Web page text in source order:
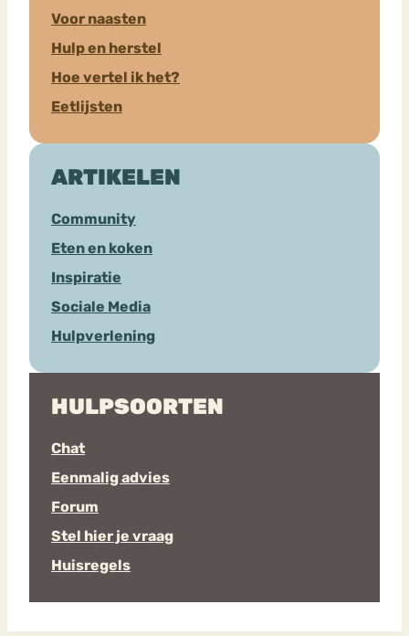
Voor naasten
Hulp en herstel
Hoe vertel ik het?
Eetlijsten
ARTIKELEN
Community
Eten en koken
Inspiratie
Sociale Media
Hulpverlening
HULPSOORTEN
Chat
Eenmalig advies
Forum
Stel hier je vraag
Huisregels